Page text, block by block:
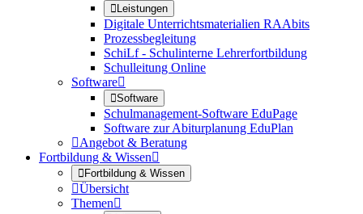
Leistungen
Digitale Unterrichtsmaterialien RAAbits
Prozessbegleitung
SchiLf - Schulinterne Lehrerfortbildung
Schulleitung Online
Software
Software
Schulmanagement-Software EduPage
Software zur Abiturplanung EduPlan
Angebot & Beratung
Fortbildung & Wissen
Fortbildung & Wissen
Übersicht
Themen